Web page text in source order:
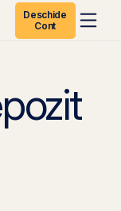
Deschide
Cont